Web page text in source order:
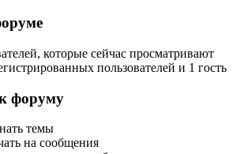
которые сейчас просматривают
пользователей и 1 гость
форуму
темы
на сообщения